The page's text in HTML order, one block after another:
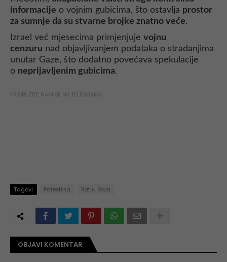
informacije o vojnim gubicima, što ostavlja prostor
za sumnje da su stvarne brojke znatno veće.
Izrael već mjesecima primjenjuje vojnu
cenzuru nad objavljivanjem podataka o stradanjima
unutar Gaze, što dodatno povećava spekulacije
o neprijavljenim gubicima.
PRIDRUŽITE NAM SE NA TELEGRAMU
Tagovi Palestina Rat u Gazi
OBJAVI KOMENTAR